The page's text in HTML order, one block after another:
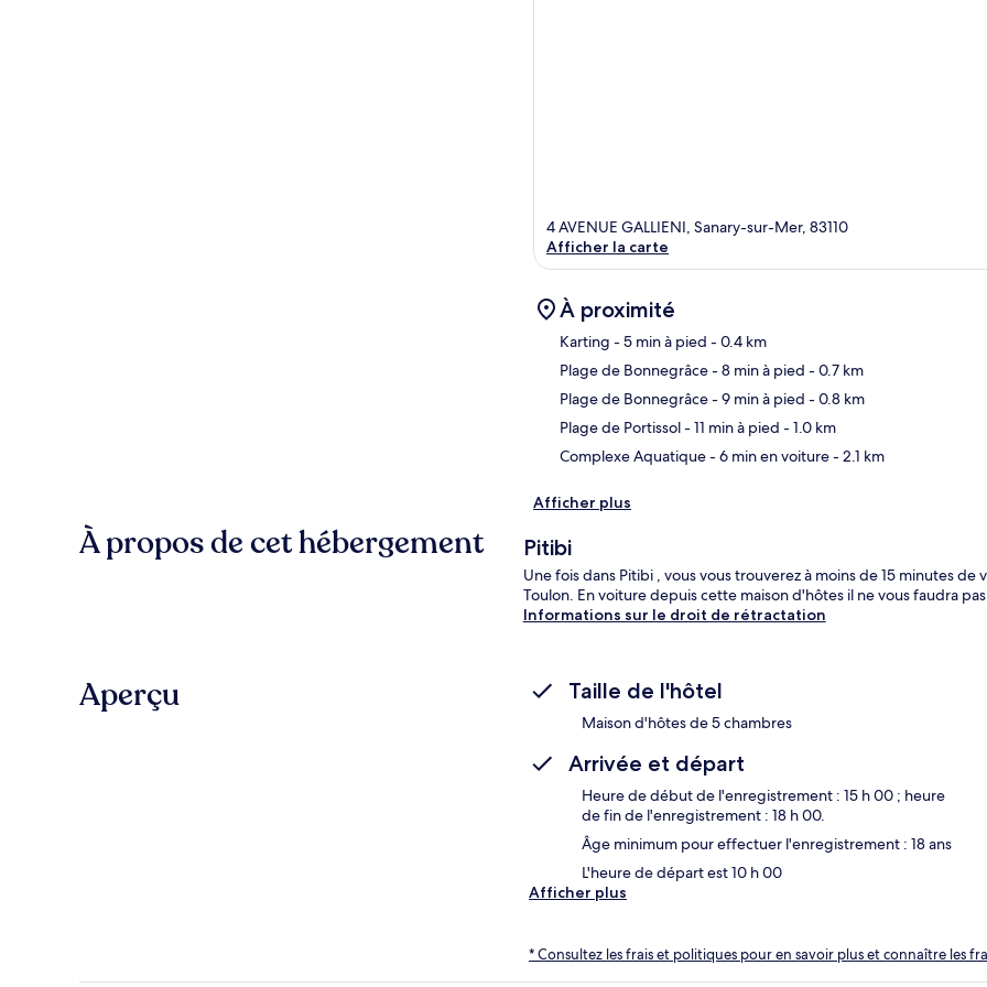
4 AVENUE GALLIENI, Sanary-sur-Mer, 83110
Afficher la carte
À proximité
Karting - 5 min à pied - 0.4 km
Plage de Bonnegrâce- 8 min à pied - 0.7 km
Plage de Bonnegrâce- 9 min à pied - 0.8 km
Plage de Portissol- 11 min à pied - 1.0 km
Complexe Aquatique- 6 min en voiture- 2.1 km
Afficher plus
À propos de cet hébergement Pitibi
Une fois dans Pitibi , vous vous trouverez à moins de 15 minutes
Toulon. En voiture depuis cette maison d'hôtes il ne vous faudra
Informations sur le droit de rétractation
Aperçu Taille de l'hôtel
Maison d'hôtes de 5 chambres
Arrivée et départ
Heure de début de l'enregistrement : 15 h 00 ; heure
de fin de l'enregistrement : 18 h 00.
Âge minimum pour effectuer l'enregistrement : 18 ans
L'heure de départ est 10 h 00
Afficher plus
* Consultez les frais et politiques pour en savoir plus et connaître les